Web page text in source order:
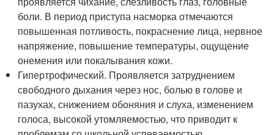
боли. В период приступа насморка отмечаются
повышенная потливость, покраснение лица, нервное
напряжение, повышение температуры, ощущение
онемения или покалывания кожи.
Гипертрофический. Проявляется затруднением
свободного дыхания через нос, болью в голове и
пазухах, снижением обоняния и слуха, изменением
голоса, высокой утомляемостью, что приводит к